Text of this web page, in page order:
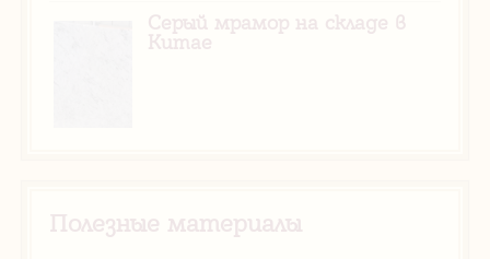
Серый мрамор на складе в
Китае
Полезные материалы